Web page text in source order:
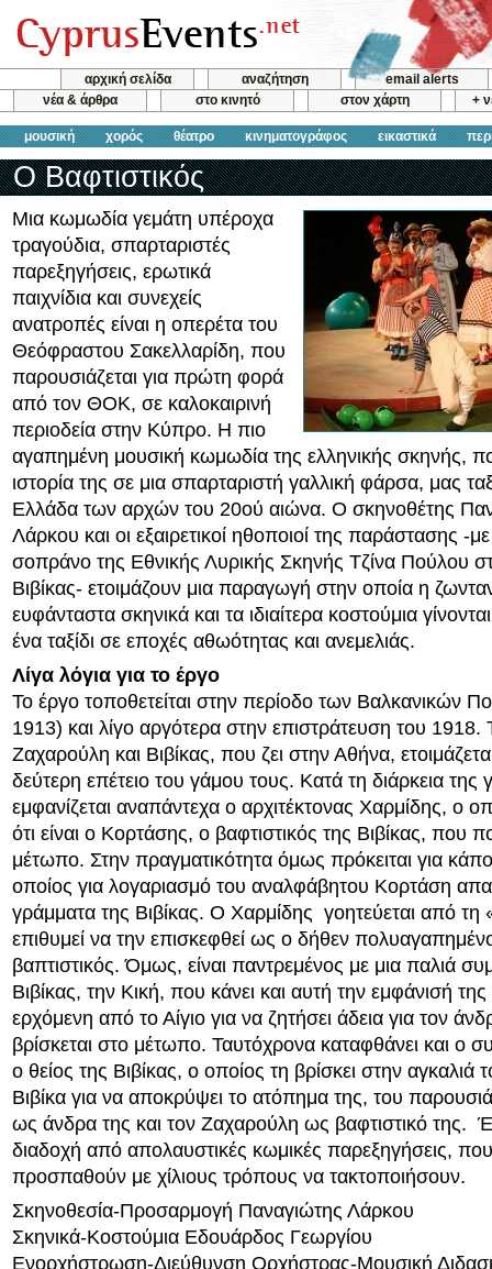
αρχική σελίδα αναζήτηση
email alerts
νέα & άρθρα
στο κινητό στον χάρτη +
μουσική χορός θέατρο κινηματογράφος εικαστικά
Ο Βαφτιστικός
Μια κωμωδία γεμάτη υπέροχα
τραγούδια, σπαρταριστές
παρεξηγήσεις, ερωτικά
παιχνίδια και συνεχείς
ανατροπές είναι η οπερέτα του
Θεόφραστου Σακελλαρίδη, που
παρουσιάζεται για πρώτη φορά
από τον ΘΟΚ, σε καλοκαιρινή
περιοδεία στην Κύπρο. Η πιο
αγαπημένη μουσική κωμωδία της ελληνικής σκηνής,
ιστορία της σε μια σπαρταριστή γαλλική φάρσα, μας
Ελλάδα των αρχών του 20ού αιώνα. Ο σκηνοθέτης
Λάρκου και οι εξαιρετικοί ηθοποιοί της παράστασης -
σοπράνο της Εθνικής Λυρικής Σκηνής Τζίνα Πούλου
Βιβίκας- ετοιμάζουν μια παραγωγή στην οποία η
ευφάνταστα σκηνικά και τα ιδιαίτερα κοστούμια
ένα ταξίδι σε εποχές αθωότητας και ανεμελιάς.
Λίγα λόγια για το έργο
Το έργο τοποθετείται στην περίοδο των Βαλκανικών
1913) και λίγο αργότερα στην επιστράτευση του 1918.
Ζαχαρούλη και Βιβίκας, που ζει στην Αθήνα,
δεύτερη επέτειο του γάμου τους. Κατά τη διάρκεια της
εμφανίζεται αναπάντεχα ο αρχιτέκτονας Χαρμίδης, ο
ότι είναι ο Κορτάσης, ο βαφτιστικός της Βιβίκας, που
μέτωπο. Στην πραγματικότητα όμως πρόκειται για
οποίος για λογαριασμό του αναλφάβητου Κορτάση
γράμματα της Βιβίκας. Ο Χαρμίδης γοητεύεται από τη
επιθυμεί να την επισκεφθεί ως ο δήθεν
βαπτιστικός. Όμως, είναι παντρεμένος με μια παλιά
Βιβίκας, την Κική, που κάνει και αυτή την εμφάνισή
ερχόμενη από το Αίγιο για να ζητήσει άδεια για τον
βρίσκεται στο μέτωπο. Ταυτόχρονα καταφθάνει και ο
ο θείος της Βιβίκας, ο οποίος τη βρίσκει στην αγκαλιά
Βιβίκα για να αποκρύψει το ατόπημα της, του
ως άνδρα της και τον Ζαχαρούλη ως βαφτιστικό της.
διαδοχή από απολαυστικές κωμικές παρεξηγήσεις,
προσπαθούν με χίλιους τρόπους να τακτοποιήσουν.
Σκηνοθεσία-Προσαρμογή Παναγιώτης Λάρκου
Σκηνικά-Κοστούμια Εδουάρδος Γεωργίου
Ενορχήστρωση-Διεύθυνση Ορχήστρας-Μουσική